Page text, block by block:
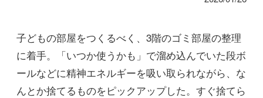
子どもの部屋をつくるべく、3階のゴミ部屋の整理
に着手。「いつか使うかも」で溜め込んでいた段ボ
ールなどに精神エネルギーを吸い取られながら、な
んとか捨てるものをピックアップした。すぐ捨てら